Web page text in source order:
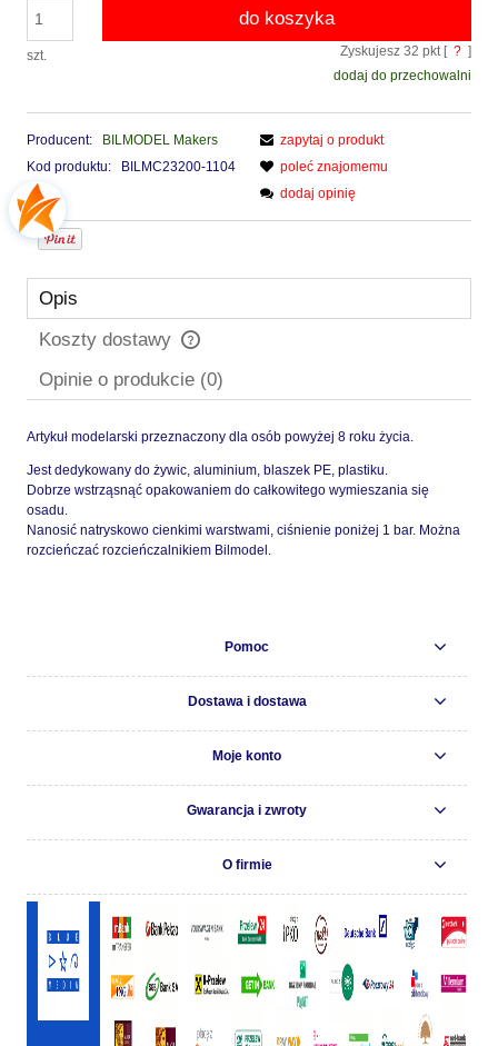
szt.
do koszyka
Zyskujesz 32 pkt [ ? ]
dodaj do przechowalni
Producent:
BILMODEL Makers
Kod produktu:
BILMC23200-1104
zapytaj o produkt
poleć znajomemu
dodaj opinię
Opis
Koszty dostawy
Cena nie zawiera ewentualnych kosztów płatności
Opinie o produkcie (0)
Artykuł modelarski przeznaczony dla osób powyżej 8 roku życia.
Jest dedykowany do żywic, aluminium, blaszek PE, plastiku.
Dobrze wstrząsnąć opakowaniem do całkowitego wymieszania się
osadu.
Nanosić natryskowo cienkimi warstwami, ciśnienie poniżej 1 bar. Można
rozcieńczać rozcieńczalnikiem Bilmodel.
Pomoc
Dostawa i dostawa
Moje konto
Gwarancja i zwroty
O firmie